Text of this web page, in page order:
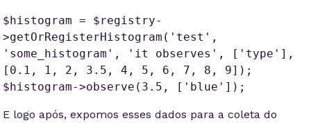
$histogram = $registry-
>getOrRegisterHistogram('test',
'some_histogram', 'it observes', ['type'],
[0.1, 1, 2, 3.5, 4, 5, 6, 7, 8, 9]);
$histogram->observe(3.5, ['blue']);
E logo após, expomos esses dados para a coleta do